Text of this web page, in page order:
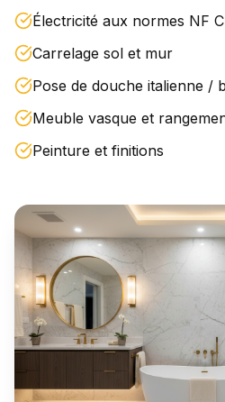
Électricité aux normes NF
Carrelage sol et mur
Pose de douche italienne /
Meuble vasque et
Peinture et finitions